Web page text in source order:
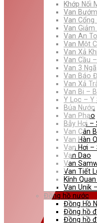
Khớp Nối
Van Bướm
Van Cổng
Van
Van An
Van Một
Van Xả
Van Cầu
Van 3 Ngã
Van Báo
Van Xả
Van Bi –
Y Lọc – Y
Búa Nước
Van Phao
Bẫy Hơi –
Van Cân
Van Hàn
Van Hơi –
Van Dao
Van
Van Tiết
Kính
Van Unik
Đồng hồ nước
Đồng Hồ
Đồng hồ
Đồng hồ